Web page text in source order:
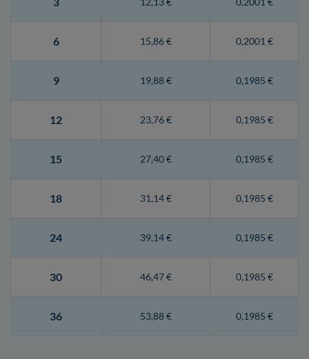
6 15,86 € 0,2001 €
9 19,88 € 0,1985 €
12 23,76 € 0,1985 €
15 27,40 € 0,1985 €
18 31,14 € 0,1985 €
24 39,14 € 0,1985 €
30 46,47 € 0,1985 €
36 53,88 € 0,1985 €